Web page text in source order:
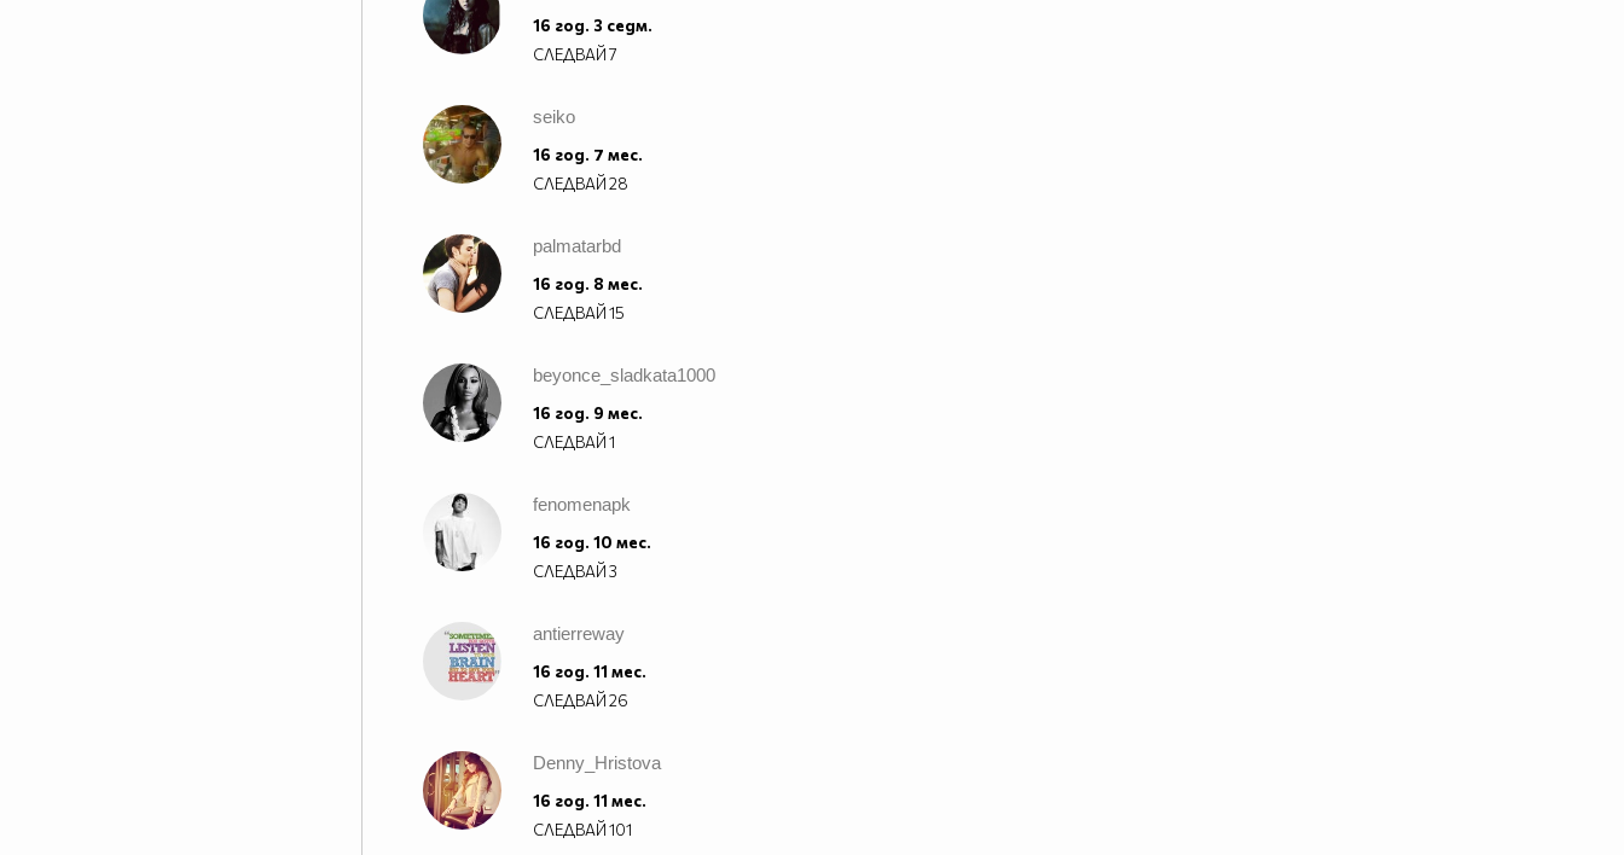
16 год. 3 седм.
СЛЕДВАЙ7
seiko
16 год. 7 мес.
СЛЕДВАЙ28
palmatarbd
16 год. 8 мес.
СЛЕДВАЙ15
beyonce_sladkata1000
16 год. 9 мес.
СЛЕДВАЙ1
fenomenapk
16 год. 10 мес.
СЛЕДВАЙ3
antierreway
16 год. 11 мес.
СЛЕДВАЙ26
Denny_Hristova
16 год. 11 мес.
СЛЕДВАЙ101